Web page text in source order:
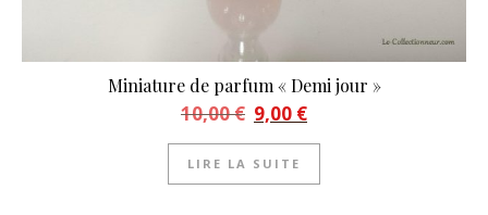
Miniature de parfum « Demi jour »
10,00€ Le prix initial était : 10,00 €.
9,00 €Le prix actuel est : 9,00 €.
LIRE LA SUITE